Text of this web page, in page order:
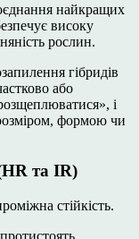
найкращих
високу
рослин.
гібридів
або
і
формою чи
та IR)
стійкість.